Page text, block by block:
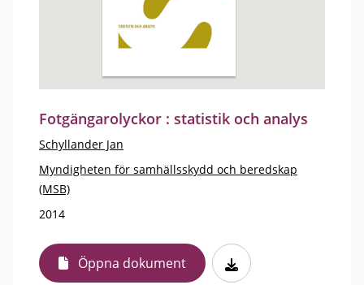
Fotgängarolyckor : statistik och analys
Schyllander Jan
Myndigheten för samhällsskydd och beredskap
(MSB)
2014
Öppna dokument